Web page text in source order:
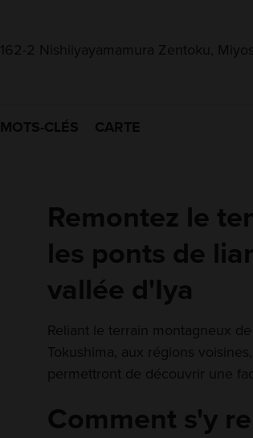
162-2 Nishiiyayamamura Zentoku,
MOTS-CLÉS CARTE
Remontez le
les ponts de
vallée d'Iya
Reliant le terrain montagneux
Tokushima, aux régions
permettront de découvrir une
Comment s'y